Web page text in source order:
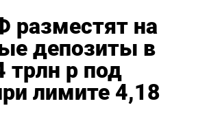
разместят на
депозиты в
р под
лимите 4,18